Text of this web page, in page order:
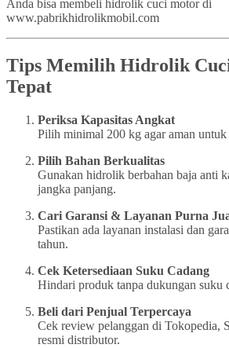
Anda bisa membeli hidrolik cuci motor di
www.pabrikhidrolikmobil.com
Tips Memilih Hidrolik
Tepat
Periksa Kapasitas Angkat
Pilih minimal 200 kg agar aman untuk
Pilih Bahan Berkualitas
Gunakan hidrolik berbahan baja anti
jangka panjang.
Cari Garansi & Layanan Purna
Pastikan ada layanan instalasi dan
tahun.
Cek Ketersediaan Suku Cadang
Hindari produk tanpa dukungan suku
Beli dari Penjual Terpercaya
Cek review pelanggan di Tokopedia,
resmi distributor.